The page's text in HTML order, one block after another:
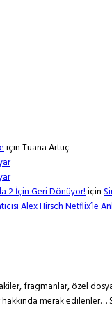
içinTuana Artuç
2 İçin Geri Dönüyor!için
Alex Hirsch Netflix’le
fragmanlar, özel
merak edilenler…